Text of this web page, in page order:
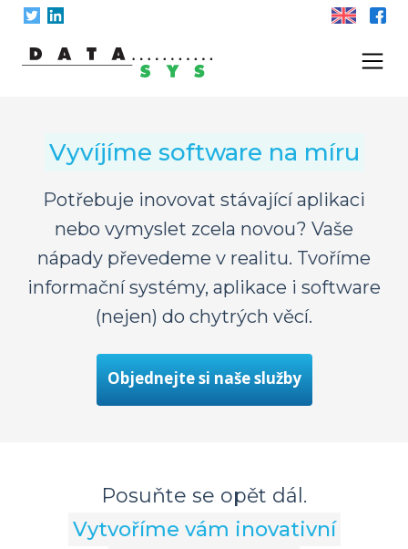
Skip
content
Vyvíjíme software na míru
Potřebuje inovovat stávající aplikaci
nebo vymyslet zcela novou? Vaše
nápady převedeme v realitu. Tvoříme
informační systémy, aplikace i software
(nejen) do chytrých věcí.
Objednejte si naše služby
Posuňte se opět dál.
Vytvoříme vám inovativní